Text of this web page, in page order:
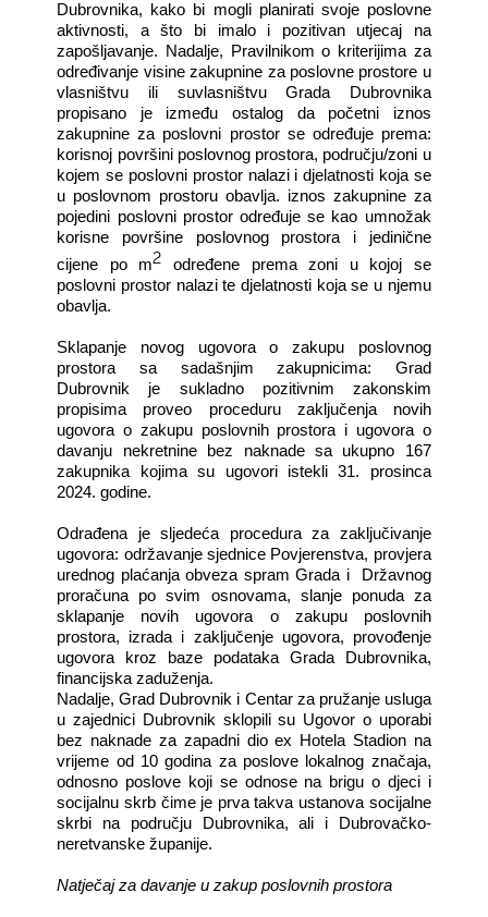
Dubrovnika, kako bi mogli planirati svoje poslovne
aktivnosti, a što bi imalo i pozitivan utjecaj na
zapošljavanje. Nadalje, Pravilnikomo kriterijima za
određivanje visine zakupnine za poslovne prostore u
vlasništvu ili suvlasništvu Grada Dubrovnika
propisano je između ostalog da početni iznos
zakupnine za poslovni prostor se određuje prema:
korisnoj površini poslovnog prostora, području/zoni u
kojem se poslovni prostor nalazi i djelatnosti koja se
u poslovnom prostoru obavlja. iznos zakupnine za
pojedini poslovni prostor određuje se kao umnožak
korisne površine poslovnog prostora i jedinične
cijene po m2 određene prema zoni u kojoj se
poslovni prostor nalazi te djelatnosti koja se u njemu
obavlja.
Sklapanje novog ugovora o zakupu poslovnog
prostora sa sadašnjim zakupnicima: Grad
Dubrovnik je sukladno pozitivnim zakonskim
propisima proveo proceduru zaključenja novih
ugovora o zakupu poslovnih prostora i ugovora o
davanju nekretnine bez naknade sa ukupno 167
zakupnika kojima su ugovori istekli 31. prosinca
2024. godine.
Odrađena je sljedeća procedura za zaključivanje
ugovora: održavanje sjednice Povjerenstva, provjera
urednog plaćanja obveza spram Grada i
Državnog
proračuna po svim osnovama, slanje ponuda za
sklapanje novih ugovora o zakupu poslovnih
prostora, izrada i zaključenje ugovora, provođenje
ugovora kroz baze podataka Grada Dubrovnika,
financijska zaduženja.
Nadalje, Grad Dubrovnik i Centar za pružanje usluga
u zajednici Dubrovnik sklopili su Ugovor o uporabi
bez naknade za zapadni dio ex Hotela Stadion na
vrijeme od 10 godina za poslove lokalnog značaja,
odnosno poslove koji se odnose na brigu o djeci i
socijalnu skrb čime je prva takva ustanova socijalne
skrbi na području Dubrovnika, ali i Dubrovačko-
neretvanske županije.
Natječaj za davanje u zakup poslovnih prostora